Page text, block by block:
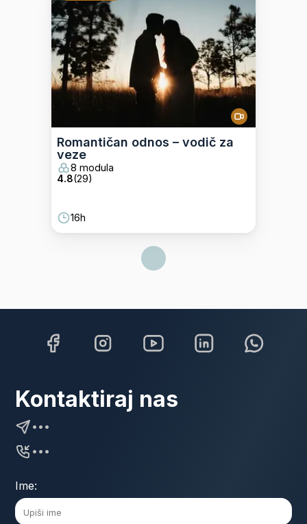
Romantičan odnos – vodič za
veze
8 modula
4.8(29)
16h
Kontaktiraj nas
•••
•••
Ime: